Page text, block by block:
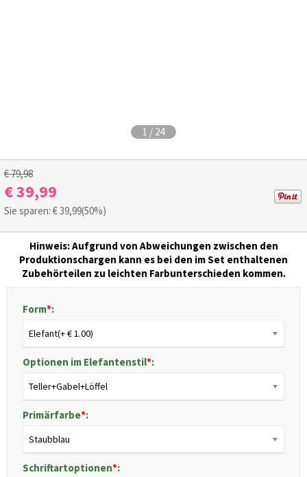
1 / 24
€ 79,98
€ 39,99
Sie sparen: €39,99(50%)
Hinweis: Aufgrund von Abweichungen zwischen den
Produktionschargen kann es bei den im Set enthaltenen
Zubehörteilen zu leichten Farbunterschieden kommen.
Form*:
Elefant(+ € 1.00)
Optionen im Elefantenstil*:
Teller+Gabel+Löffel
Primärfarbe*:
Staubblau
Schriftartoptionen*: